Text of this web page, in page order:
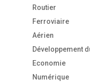
Routier
Ferroviaire
Aérien
Développement
Economie
Numérique